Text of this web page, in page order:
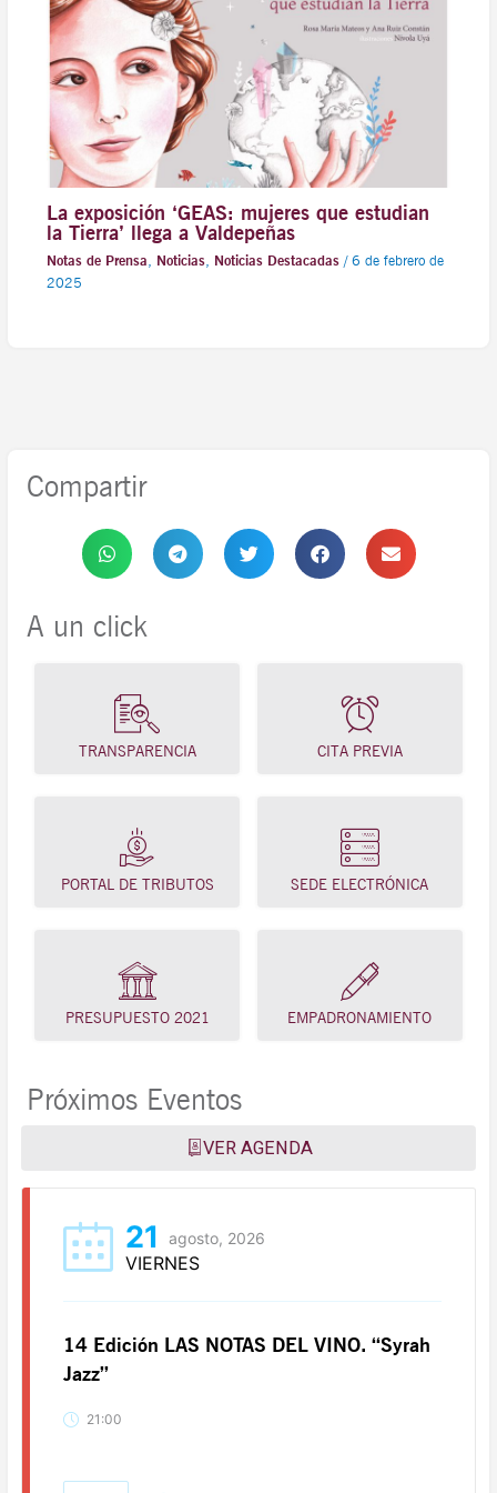
La exposición ‘GEAS: mujeres que estudian
la Tierra’ llega a Valdepeñas
Notas de Prensa Noticias, Noticias Destacadas/ 6 de febrero de
2025
Compartir
A un click
TRANSPARENCIA CITA PREVIA
PORTAL DE TRIBUTOS SEDE ELECTRÓNICA
PRESUPUESTO 2021 EMPADRONAMIENTO
Próximos Eventos
VER AGENDA
21 agosto, 2026
VIERNES
14 Edición LAS NOTAS DEL VINO. “Syrah
Jazz”
21:00